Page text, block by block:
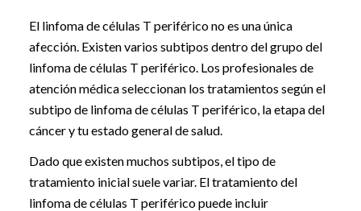
El linfoma de células T periférico no es una única
afección. Existen varios subtipos dentro del grupo del
linfoma de células T periférico. Los profesionales de
atención médica seleccionan los tratamientos según el
subtipo de linfoma de células T periférico, la etapa del
cáncer y tu estado general de salud.
Dado que existen muchos subtipos, el tipo de
tratamiento inicial suele variar. El tratamiento del
linfoma de células T periférico puede incluir